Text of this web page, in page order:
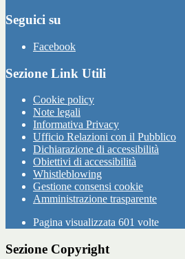
Seguici su
Facebook
Sezione Link Utili
Cookie policy
Note legali
Informativa Privacy
Ufficio Relazioni con il Pubblico
Dichiarazione di accessibilità
Obiettivi di accessibilità
Whistleblowing
Gestione consensi cookie
Amministrazione trasparente
Pagina visualizzata 601 volte
Sezione Copyright